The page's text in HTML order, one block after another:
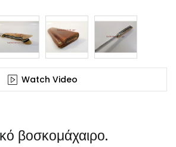
Watch Video
βοσκομάχαιρο.